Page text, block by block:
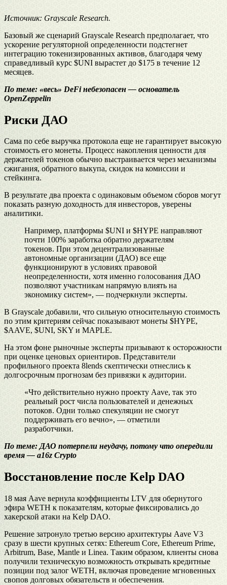
Источник: Grayscale Research.
Базовый же сценарий Grayscale Research предполагает, что
ускорение регуляторной определенности подстегнет
интеграцию токенизированных активов, благодаря чему
справедливый курс $UNI вырастет до $175 в течение 12
месяцев.
По теме: «весь» DeFi небезопасен — основатель
OpenZeppelin
Риски ДАО
Сама по себе выручка протокола еще не гарантирует высокую
стоимость его монеты. Процесс накопления ценности для
держателей токенов обычно выстраивается через механизмы
сжигания, обратного выкупа, скидок на комиссии и
стейкинга.
В результате два проекта с одинаковым объемом сборов могут
показать разную доходность для инвесторов, уверены
аналитики.
Например, платформы $UNI и $HYPE направляют
почти 100% заработка обратно держателям
токенов. При этом децентрализованные
автономные организации (ДАО) все еще
функционируют в условиях правовой
неопределенности, хотя именно голосования ДАО
позволяют участникам напрямую влиять на
экономику систем», — подчеркнули эксперты.
В Grayscale добавили, что сильную относительную стоимость
по этим критериям сейчас показывают монеты $HYPE,
$AAVE, $UNI, SKY и MAPLE.
На этом фоне рыночные эксперты призывают к осторожности
при оценке ценовых ориентиров. Представители
профильного проекта 8lends скептически отнеслись к
долгосрочным прогнозам без привязки к аудитории.
«Что действительно нужно проекту Aave, так это
реальный рост числа пользователей и денежных
потоков. Одни только спекуляции не смогут
поддерживать его вечно», — отметили
разработчики.
По теме:ДАО потерпели неудачу, потому что опередили
время — a16z Crypto
Восстановление после Kelp DAO
18 мая Aave вернула коэффициенты LTV для обернутого
эфира WETH к показателям, которые фиксировались до
хакерской атаки на Kelp DAO.
Решение затронуло третью версию архитектуры Aave V3
сразу в шести крупных сетях: Ethereum Core, Ethereum Prime,
Arbitrum, Base, Mantle и Linea. Таким образом, клиенты снова
получили техническую возможность открывать кредитные
позиции под залог WETH, включая проведение мгновенных
свопов долговых обязательств и обеспечения.